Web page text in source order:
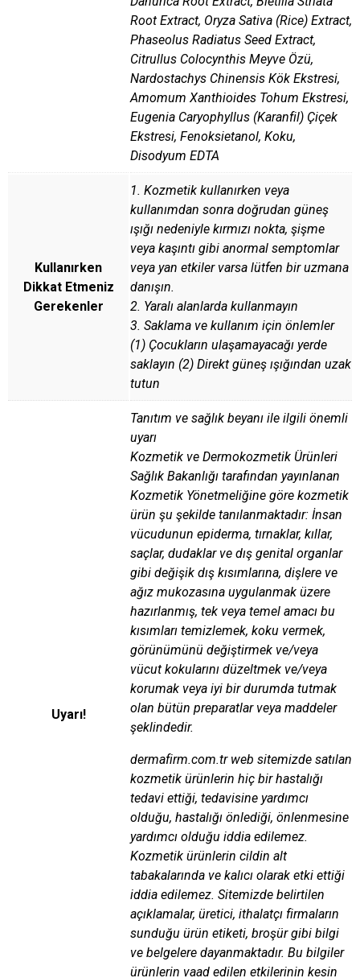
Root Extract, Oryza Sativa (Rice) Extract,
Phaseolus Radiatus Seed Extract,
Citrullus Colocynthis Meyve Özü,
Nardostachys Chinensis Kök Ekstresi,
Amomum Xanthioides Tohum Ekstresi,
Eugenia Caryophyllus (Karanfil) Çiçek
Ekstresi, Fenoksietanol, Koku,
Disodyum EDTA
Kullanırken
Dikkat Etmeniz
Gerekenler
1. Kozmetik kullanırken veya
kullanımdan sonra doğrudan güneş
ışığı nedeniyle kırmızı nokta, şişme
veya kaşıntı gibi anormal semptomlar
veya yan etkiler varsa lütfen bir uzmana
danışın.
2. Yaralı alanlarda kullanmayın
3. Saklama ve kullanım için önlemler
(1) Çocukların ulaşamayacağı yerde
saklayın (2) Direkt güneş ışığından uzak
tutun
Uyarı!
Tanıtım ve sağlık beyanı ile ilgili önemli
uyarı
Kozmetik ve Dermokozmetik Ürünleri
Sağlık Bakanlığı tarafından yayınlanan
Kozmetik Yönetmeliğine göre kozmetik
ürün şu şekilde tanılanmaktadır: İnsan
vücudunun epiderma, tırnaklar, kıllar,
saçlar, dudaklar ve dış genital organlar
gibi değişik dış kısımlarına, dişlere ve
ağız mukozasına uygulanmak üzere
hazırlanmış, tek veya temel amacı bu
kısımları temizlemek, koku vermek,
görünümünü değiştirmek ve/veya
vücut kokularını düzeltmek ve/veya
korumak veya iyi bir durumda tutmak
olan bütün preparatlar veya maddeler
şeklindedir.
dermafirm.com.tr web sitemizde satılan
kozmetik ürünlerin hiç bir hastalığı
tedavi ettiği, tedavisine yardımcı
olduğu, hastalığı önlediği, önlenmesine
yardımcı olduğu iddia edilemez.
Kozmetik ürünlerin cildin alt
tabakalarında ve kalıcı olarak etki ettiği
iddia edilemez. Sitemizde belirtilen
açıklamalar, üretici, ithalatçı firmaların
sunduğu ürün etiketi, broşür gibi bilgi
ve belgelere dayanmaktadır. Bu bilgiler
ürünlerin vaad edilen etkilerinin kesin